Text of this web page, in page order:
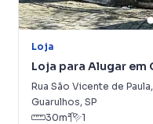
Loja
Loja para Alugar em
Rua São Vicente de Paula,
Guarulhos, SP
30m² 1